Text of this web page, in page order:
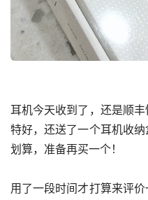
耳机今天收到了，还是顺
特好，还送了一个耳机收
划算，准备再买一个！
用了一段时间才打算来评